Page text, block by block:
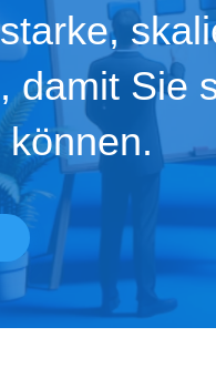
damit Sie